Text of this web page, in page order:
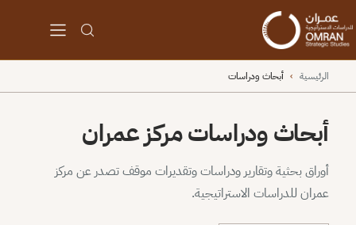
الرئيسية › أبحاث ودراسات
أبحاث ودراسات مركز عمران
أوراق بحثية وتقارير ودراسات وتقديرات موقف تصدر عن مركز
عمران للدراسات الاستراتيجية.